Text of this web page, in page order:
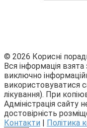
© 2026 Корисні
Вся інформація
виключно
використовуватися
лікування). При
Адміністрація сайту
достовірність
Контакти | Політика